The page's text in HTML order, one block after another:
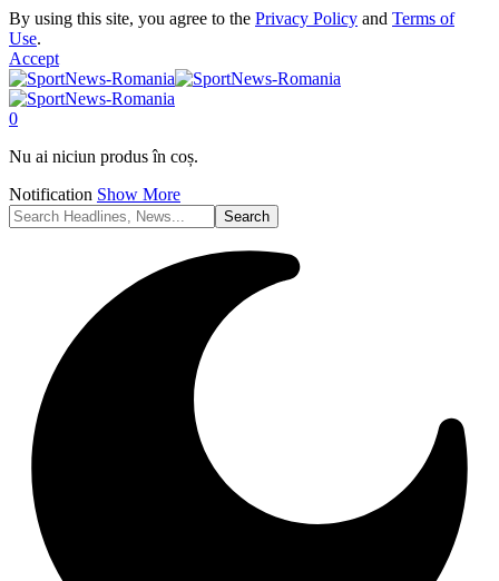
By using this site, you agree to the Privacy Policy and Terms of
Use.
Accept
0
Nu ai niciun produs în coș.
Notification Show More